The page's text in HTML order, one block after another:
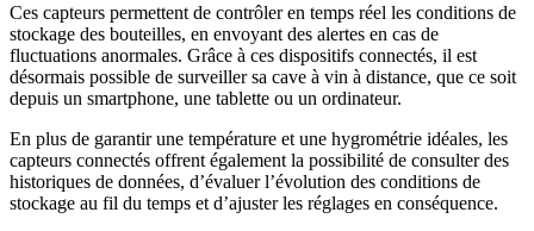
Ces capteurs permettent de contrôler en temps réel les conditions de
stockage des bouteilles, en envoyant des alertes en cas de
fluctuations anormales. Grâce à ces dispositifs connectés, il est
désormais possible de surveiller sa cave à vin à distance, que ce soit
depuis un smartphone, une tablette ou un ordinateur.
En plus de garantir une température et une hygrométrie idéales, les
capteurs connectés offrent également la possibilité de consulter des
historiques de données, d’évaluer l’évolution des conditions de
stockage au fil du temps et d’ajuster les réglages en conséquence.